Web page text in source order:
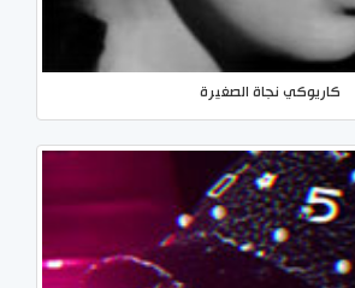
كاريوكي نجاة الصغيرة